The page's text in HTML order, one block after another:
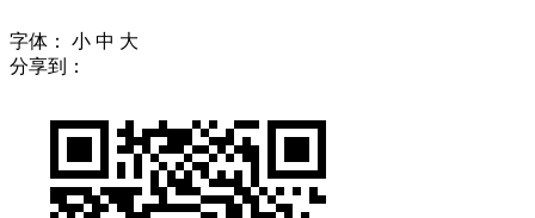
字体： 小 中 大
分享到：